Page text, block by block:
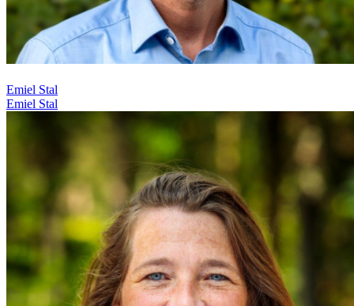
Emiel Stal
Emiel Stal